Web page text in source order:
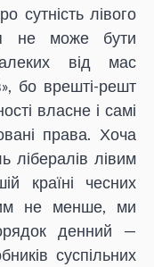
сутність лівого
не може бути
від мас
бо врешті-решт
власне і самі
права. Хоча
лібералів лівим
країні чесних
не менше, ми
денний —
суспільних